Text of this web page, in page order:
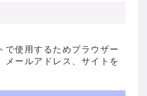
で使用するためブラウザー
メールアドレス、サイトを